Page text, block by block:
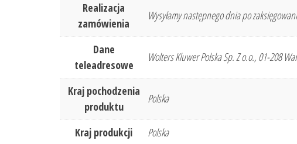
Realizacja
zamówienia
Wysyłamy następnego dnia po
Dane
teleadresowe
Wolters Kluwer Polska Sp. Z o.o., 01-208
Kraj pochodzenia
produktu
Polska
Kraj produkcji Polska